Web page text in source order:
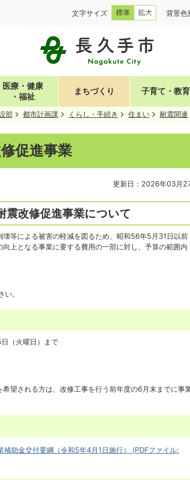
文字サイズ 背景色
医療・健康
・福祉
まちづくり 子育て・教育
部 都市計画課 くらし・手続き 住まい 耐震関連
促進事業
更新日：2026年03月
震改修促進事業について
等による被害の軽減を図るため、昭和56年5月31日以前
上となる事業に要する費用の一部に対し、予算の範囲内
。
（火曜日）まで
望される方は、改修工事を行う前年度の6月末までに事
助金交付要綱（令和5年4月1日施行） (PDFファイル: